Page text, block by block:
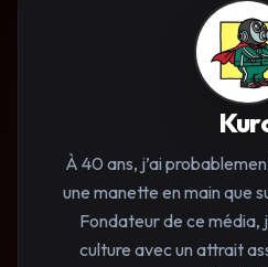
À 40 ans, j’ai
une manette en main que
Fondateur de ce média,
culture avec un attrait